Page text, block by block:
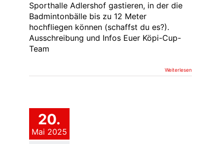
Sporthalle Adlershof gastieren, in der die
Badmintonbälle bis zu 12 Meter
hochfliegen können (schaffst du es?).
Ausschreibung und Infos Euer Köpi-Cup-
Team
Weiterlesen
20.
Mai 2025